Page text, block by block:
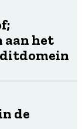
aan het
de